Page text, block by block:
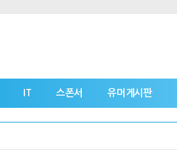
IT 스폰서 유머게시판